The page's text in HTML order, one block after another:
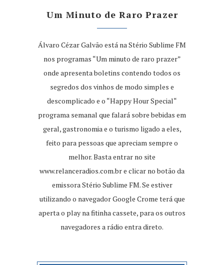
Um Minuto de Raro Prazer
Álvaro Cézar Galvão está na Stério Sublime FM
nos programas “Um minuto de raro prazer”
onde apresenta boletins contendo todos os
segredos dos vinhos de modo simples e
descomplicado e o “Happy Hour Special“
programa semanal que falará sobre bebidas em
geral, gastronomia e o turismo ligado a eles,
feito para pessoas que apreciam sempre o
melhor. Basta entrar no site
www.relanceradios.com.bre clicar no botão da
emissora Stério Sublime FM. Se estiver
utilizando o navegador Google Crome terá que
aperta o play na fitinha cassete, para os outros
navegadores a rádio entra direto.